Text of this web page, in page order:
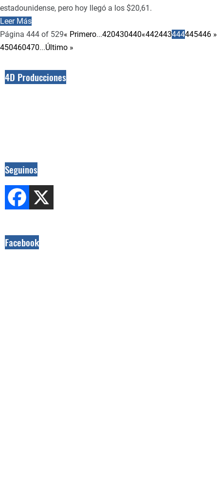
estadounidense, pero hoy llegó a los $20,61.
Leer Más
Página 444 of 529« Primero...420430440«442443444445446 »
450460470...Último »
4D Producciones
Seguinos
Facebook